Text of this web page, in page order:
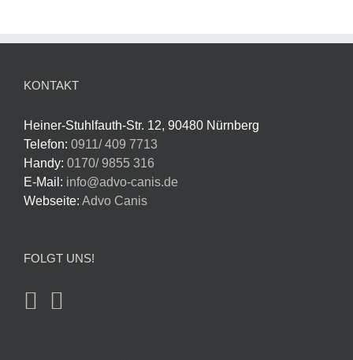
KONTAKT
Heiner-Stuhlfauth-Str. 12, 90480 Nürnberg
Telefon: 0911/ 409 7713
Handy: 0170/ 9855 316
E-Mail: info@advo-canis.de
Webseite: Advo Canis
FOLGT UNS!